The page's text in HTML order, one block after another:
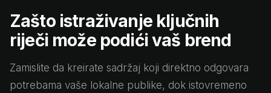
Zašto istraživanje ključnih
riječi može podići vaš brend
Zamislite da kreirate sadržaj koji direktno odgovara
potrebama vaše lokalne publike, dok istovremeno